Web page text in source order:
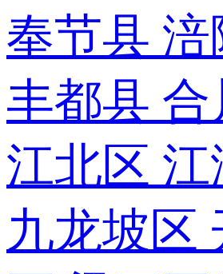
奉节县 涪
丰都县 合
江北区 江
九龙坡区